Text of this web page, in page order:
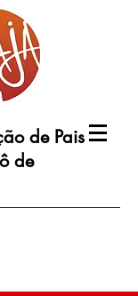
de Pais
de